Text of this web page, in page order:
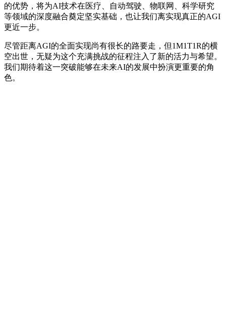
的优势，将为AI技术在医疗、自动驾驶、物联网、科学研究
等领域的深度融合奠定坚实基础，也让我们离实现真正的AGI
更近一步。
尽管距离AGI的全面实现尚有很长的路要走，但1M1T1R的横
空出世，无疑为这个充满挑战的征程注入了新的活力与希望。
我们期待着这一突破能够在未来AI的发展中扮演更重要的角
色。